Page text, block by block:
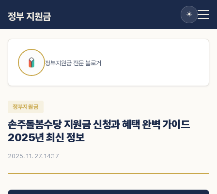
정부 지원금 ☀️
정부지원금 전문 블로거
정부지원금
손주돌봄수당 지원금 신청과 혜택 완벽 가이드
2025년 최신 정보
2025. 11. 27. 14:17